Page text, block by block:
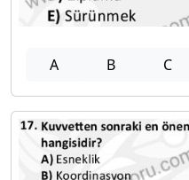
A B C